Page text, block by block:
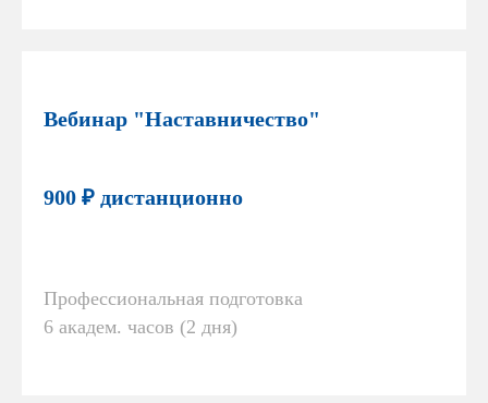
Вебинар "Наставничество"
900 ₽ дистанционно
Профессиональная подготовка
6 академ. часов (2 дня)